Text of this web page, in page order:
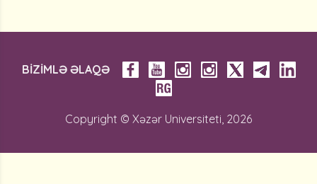
BİZİMLƏ ƏLAQƏ
Copyright © Xəzər Universiteti, 2026